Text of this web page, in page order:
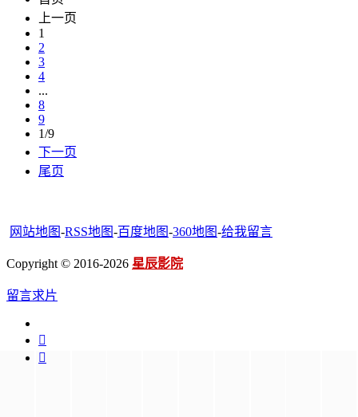
上一页
1
2
3
4
...
8
9
1/9
下一页
尾页
网站地图-RSS地图-百度地图-360地图-给我留言
Copyright © 2016-2026 星辰影院
留言求片

